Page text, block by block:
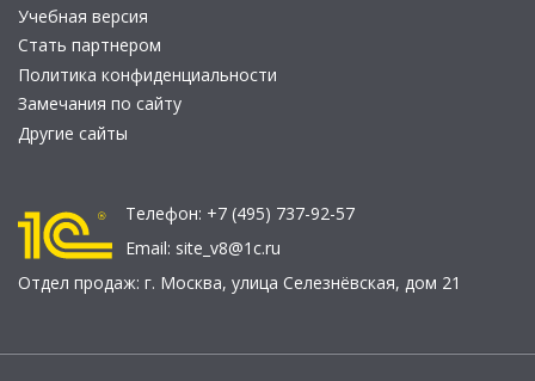
Учебная версия
Стать партнером
Политика конфиденциальности
Замечания по сайту
Другие сайты
Телефон: +7 (495) 737-92-57
Email: site_v8@1c.ru
Отдел продаж: г. Москва, улица Селезнёвская, дом 21